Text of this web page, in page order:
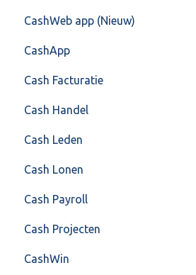
Overig
Mailen vanuit CASHWeb
Algemeen gebruik
Algemeen
Api 3.0 (SOAP API)
API 4.0 (REST API)
CashWeb app (Nieuw)
Veel gestelde vragen
CashApp
Cash Facturatie
Factureren
Instellingen
Algemeen
Formulierlayout
Cash Handel
Inkoop
Verkoop
Voorraad
Overig
VoorraadService & Onderhoud
Cash Leden
Cash Lonen
Algemeen
Inrichting
Jaarafsluiting
Cash Payroll
Aangifte
Algemeen
Cash Projecten
CashWin